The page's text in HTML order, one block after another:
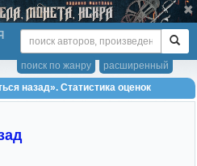
расширенный
поиск по жанру
назад». Статистика оценок